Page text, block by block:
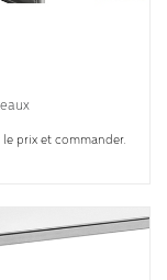
prix et commander.